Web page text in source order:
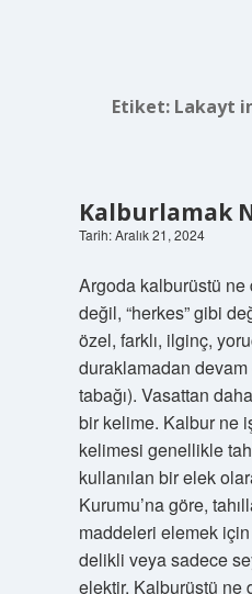
Etiket: Lakayt
Kalburlamak
Tarih: Aralık 21, 2024
Argoda kalburüstü ne
değil, “herkes” gibi
özel, farklı, ilginç,
duraklamadan devam
tabağı). Vasattan
bir kelime. Kalbur ne
kelimesi genellikle
kullanılan bir elek
Kurumu’na göre,
maddeleri elemek
delikli veya sadece
elektir. Kalburüstü ne